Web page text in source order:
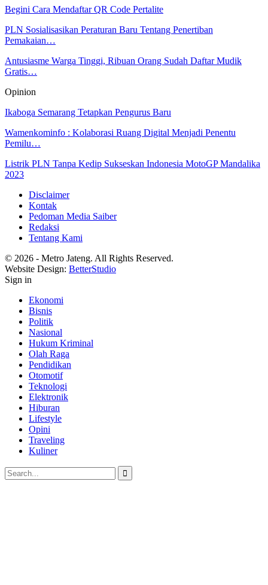
Begini Cara Mendaftar QR Code Pertalite
PLN Sosialisasikan Peraturan Baru Tentang Penertiban
Pemakaian…
Antusiasme Warga Tinggi, Ribuan Orang Sudah Daftar Mudik
Gratis…
Opinion
Ikaboga Semarang Tetapkan Pengurus Baru
Wamenkominfo : Kolaborasi Ruang Digital Menjadi Penentu
Pemilu…
Listrik PLN Tanpa Kedip Sukseskan Indonesia MotoGP Mandalika
2023
Disclaimer
Kontak
Pedoman Media Saiber
Redaksi
Tentang Kami
© 2026 - Metro Jateng. All Rights Reserved.
Website Design: BetterStudio
Sign in
Ekonomi
Bisnis
Politik
Nasional
Hukum Kriminal
Olah Raga
Pendidikan
Otomotif
Teknologi
Elektronik
Hiburan
Lifestyle
Opini
Traveling
Kuliner